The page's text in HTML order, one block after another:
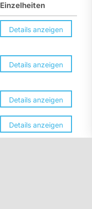
Einzelheiten
Details anzeigen
Details anzeigen
Details anzeigen
Details anzeigen